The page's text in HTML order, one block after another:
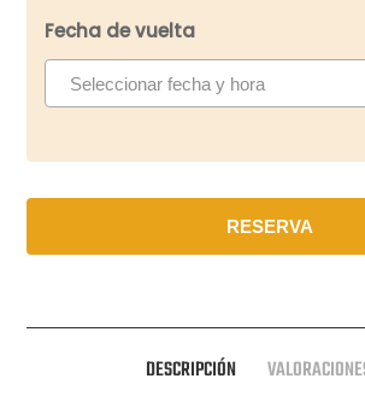
Fecha de vuelta
RESERVA
DESCRIPCIÓN